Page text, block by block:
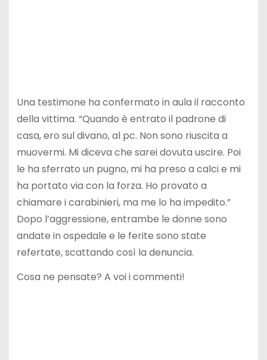
Una testimone ha confermato in aula il racconto
della vittima. “Quando è entrato il padrone di
casa, ero sul divano, al pc. Non sono riuscita a
muovermi. Mi diceva che sarei dovuta uscire. Poi
le ha sferrato un pugno, mi ha preso a calci e mi
ha portato via con la forza. Ho provato a
chiamare i carabinieri, ma me lo ha impedito.”
Dopo l’aggressione, entrambe le donne sono
andate in ospedale e le ferite sono state
refertate, scattando così la denuncia.
Cosa ne pensate? A voi i commenti!